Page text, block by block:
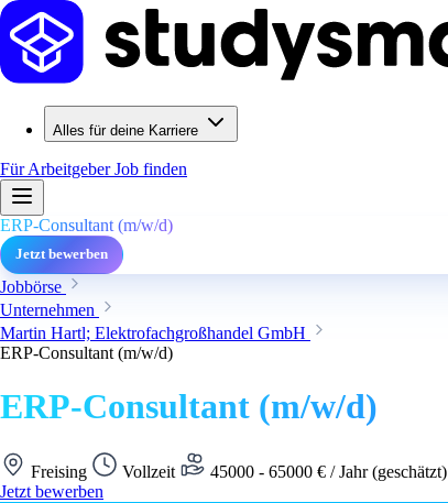
Alles für deine Karriere
Für ArbeitgeberJob finden
ERP-Consultant (m/w/d)
Jetzt bewerben
Jobbörse
Unternehmen
Martin Hartl; Elektrofachgroßhandel GmbH
ERP-Consultant (m/w/d)
ERP-Consultant (m/w/d)
Freising Vollzeit 45000 - 65000 € / Jahr (geschätzt)
Jetzt bewerben